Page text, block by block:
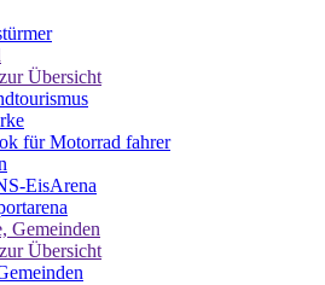
Übersicht
für Motorrad fahrer
EisArena
Gemeinden
Übersicht